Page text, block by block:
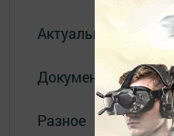
Актуальное видео
Документы
Разное